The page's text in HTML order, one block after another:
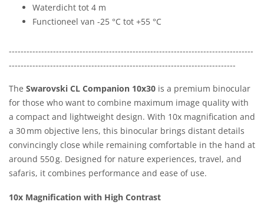
Waterdicht tot 4 m
Functioneel van -25 °C tot +55 °C
-----------------------------------------------------------------------------------
-----------------------------------------------------------------------------
The Swarovski CL Companion 10x30 is a premium binocular
for those who want to combine maximum image quality with
a compact and lightweight design. With 10x magnification and
a 30 mm objective lens, this binocular brings distant details
convincingly close while remaining comfortable in the hand at
around 550 g. Designed for nature experiences, travel, and
safaris, it combines performance and ease of use.
10x Magnification with High Contrast